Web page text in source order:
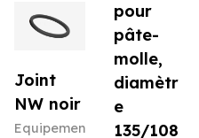
Joint
NW noir
Equipemen
pour
pâte-
molle,
diamètr
e
135/108